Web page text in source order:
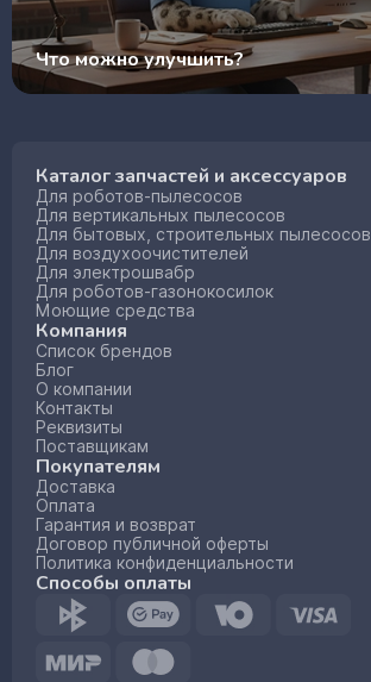
Что можно улучшить?
Каталог запчастей и аксессуаров
Для роботов-пылесосов
Для вертикальных пылесосов
Для бытовых, строительных пылесосов
Для воздухоочистителей
Для электрошвабр
Для роботов-газонокосилок
Моющие средства
Компания
Список брендов
Блог
О компании
Контакты
Реквизиты
Поставщикам
Покупателям
Доставка
Оплата
Гарантия и возврат
Договор публичной оферты
Политика конфиденциальности
Способы оплаты